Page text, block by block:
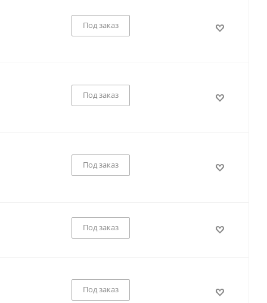
Под заказ
Под заказ
Под заказ
Под заказ
Под заказ